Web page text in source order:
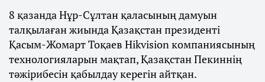
8 қазанда Нұр-Сұлтан қаласының дамуын
талқылаған жиында Қазақстан президенті
Қасым-Жомарт Тоқаев Hikvision компаниясының
технологияларын мақтап, Қазақстан Пекиннің
тәжірибесін қабылдау керегін айтқан.